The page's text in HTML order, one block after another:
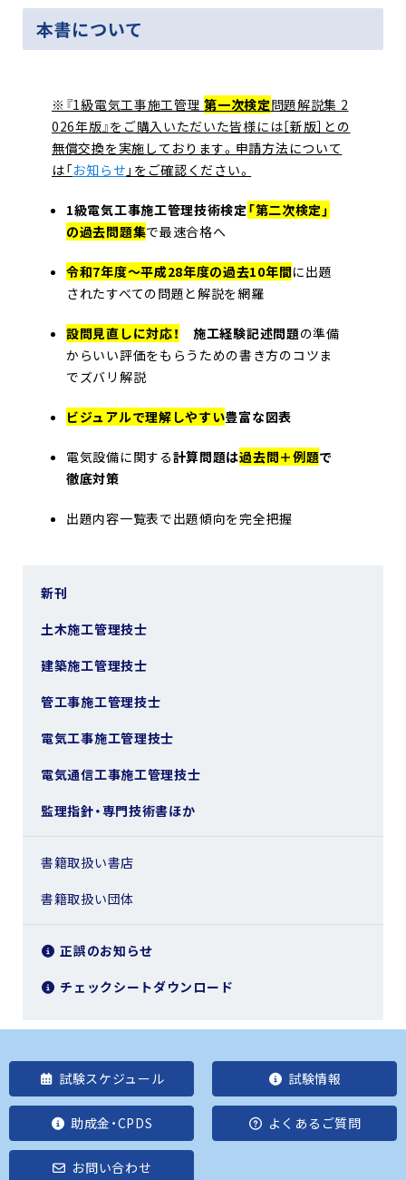
本書について
※『1級電気工事施工管理第一次検定問題解説集 2
026年版』をご購入いただいた皆様には［新版］との
無償交換を実施しております。申請方法について
は「お知らせ 」をご確認ください。
1級電気工事施工管理技術検定「第二次検定」
の過去問題集で最速合格へ
令和7年度〜平成28年度の過去10年間に出題
されたすべての問題と解説を網羅
設問見直しに対応！ 施工経験記述問題の準備
からいい評価をもらうための書き方のコツま
でズバリ解説
ビジュアルで理解しやすい豊富な図表
電気設備に関する計算問題は過去問＋例題で
徹底対策
出題内容一覧表で出題傾向を完全把握
新刊
土木施工管理技士
建築施工管理技士
管工事施工管理技士
電気工事施工管理技士
電気通信工事施工管理技士
監理指針・専門技術書ほか
書籍取扱い書店
書籍取扱い団体
正誤のお知らせ
チェックシートダウンロード
試験スケジュール 試験情報
助成金・CPDS よくあるご質問
お問い合わせ